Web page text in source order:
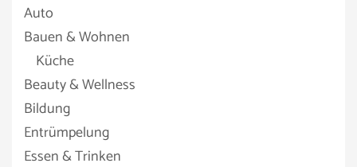
Auto
Bauen & Wohnen
Küche
Beauty & Wellness
Bildung
Entrümpelung
Essen & Trinken